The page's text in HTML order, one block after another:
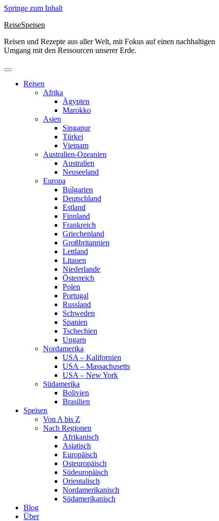
Springe zum Inhalt
ReiseSpeisen
Reisen und Rezepte aus aller Welt, mit Fokus auf einen nachhaltigen
Umgang mit den Ressourcen unserer Erde.
Reisen
Afrika
Ägypten
Marokko
Asien
Singapur
Türkei
Vietnam
Australien-Ozeanien
Australien
Neuseeland
Europa
Bulgarien
Deutschland
Estland
Finnland
Frankreich
Griechenland
Großbritannien
Lettland
Litauen
Niederlande
Österreich
Polen
Portugal
Russland
Schweden
Spanien
Tschechien
Ungarn
Nordamerika
USA – Kalifornien
USA – Massachusetts
USA – New York
Südamerika
Bolivien
Brasilien
Speisen
Von A bis Z
Nach Regionen
Afrikanisch
Asiatisch
Europäisch
Osteuropäisch
Südeuropäisch
Orientalisch
Nordamerikanisch
Südamerikanisch
Blog
Über